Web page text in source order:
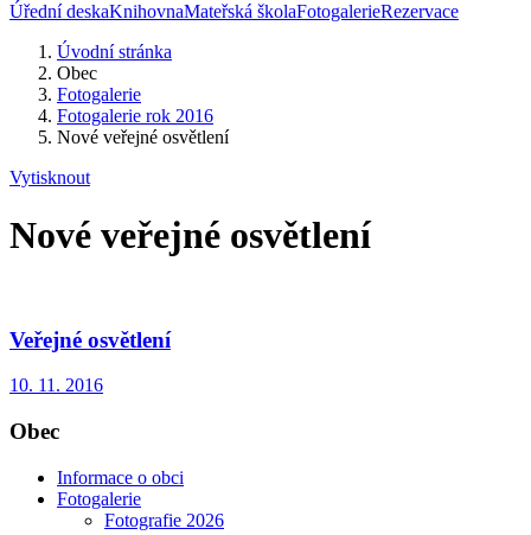
Úřední deskaKnihovnaMateřská školaFotogalerieRezervace
Úvodní stránka
Obec
Fotogalerie
Fotogalerie rok 2016
Nové veřejné osvětlení
Vytisknout
Nové veřejné osvětlení
Veřejné osvětlení
10. 11. 2016
Obec
Informace o obci
Fotogalerie
Fotografie 2026